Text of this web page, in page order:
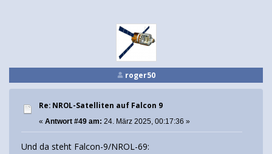
roger50
Re: NROL-Satelliten auf Falcon 9
« Antwort #49 am: 24. März 2025, 00:17:36 »
Und da steht Falcon-9/NROL-69: